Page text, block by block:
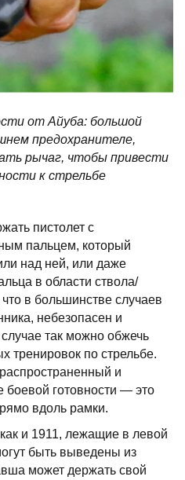
от Айуба: большой
предохранителе,
рычаг, чтобы привести
к стрельбе
пистолет с
пальцем, который
над ней, или даже
в области ствола/
в большинстве случаев
небезопасен и
так можно обжечь
тренировок по стрельбе.
и
готовности — это
вдоль рамки.
и 1911, лежащие в левой
быть выведены из
может держать свой